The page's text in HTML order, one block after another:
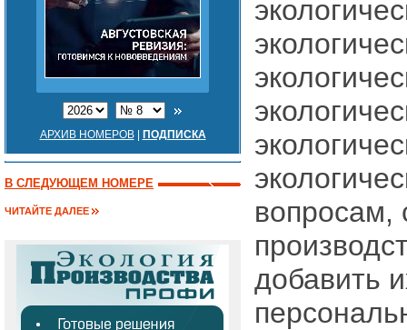
АРХИВ НОМЕРОВ| ПОДПИСКА
В СЛЕДУЮЩЕМ НОМЕРЕ
ЧИТАЙТЕ ДАЛЕЕ
вопросам,
добавить